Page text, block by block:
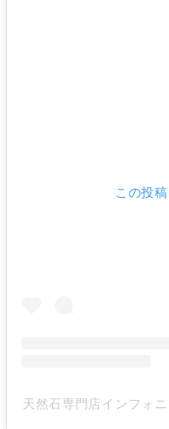
この投
天然石専門店インフォ